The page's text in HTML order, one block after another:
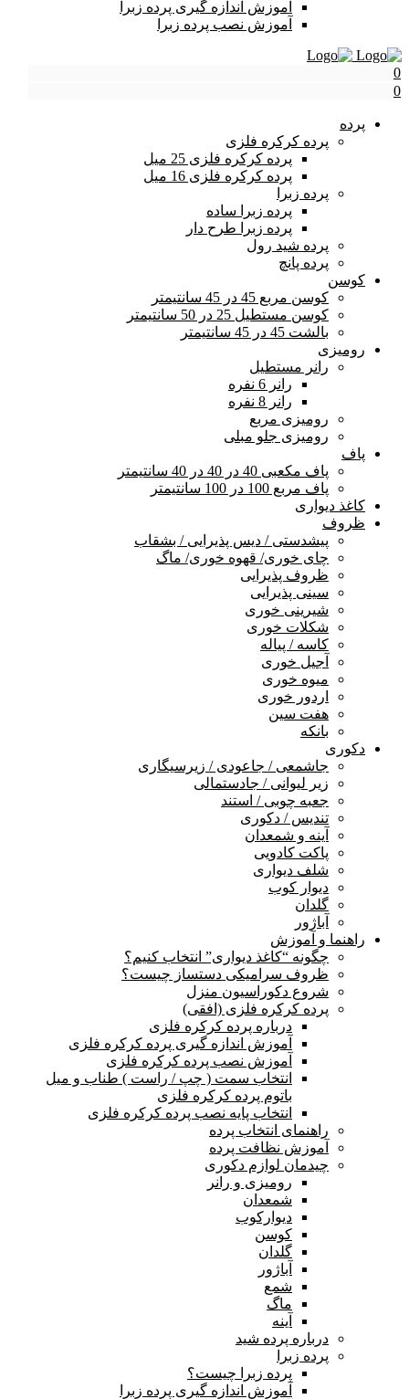
آموزش اندازه گیری پرده زبرا
آموزش نصب پرده زبرا
0
0
پرده
پرده کرکره فلزی
پرده کرکره فلزی 25 میل
پرده کرکره فلزی 16 میل
پرده زبرا
پرده زبرا ساده
پرده زبرا طرح دار
پرده شید رول
پرده پانچ
کوسن
کوسن مربع 45 در 45 سانتیمتر
کوسن مستطیل 25 در 50 سانتیمتر
بالشت 45 در 45 سانتیمتر
رومیزی
رانر مستطیل
رانر 6 نفره
رانر 8 نفره
رومیزی مربع
رومیزی جلو مبلی
پاف
پاف مکعبی 40 در 40 در 40 سانتیمتر
پاف مربع 100 در 100 سانتیمتر
کاغذ دیواری
ظروف
پیشدستی / دیس پذیرایی / بشقاب
چای خوری/ قهوه خوری/ ماگ
ظروف پذیرایی
سینی پذیرایی
شیرینی خوری
شکلات خوری
کاسه / پیاله
آجیل خوری
میوه خوری
اردور خوری
هفت سین
بانکه
دکوری
جاشمعی / جاعودی / زیرسیگاری
زیر لیوانی / جادستمالی
جعبه چوبی / استند
تندیس / دکوری
آینه و شمعدان
پاکت کادویی
شلف دیواری
دیوار کوب
گلدان
آباژور
راهنما و آموزش
چگونه “کاغذ دیواری” انتخاب کنیم؟
ظروف سرامیکی دستساز چیست؟
شروع دکوراسیون منزل
پرده کرکره فلزی (افقی)
درباره پرده کرکره فلزی
آموزش اندازه گیری پرده کرکره فلزی
آموزش نصب پرده کرکره فلزی
انتخاب سمت ( چپ / راست ) طناب و میل
باتوم پرده کرکره فلزی
انتخاب پایه نصب پرده کرکره فلزی
راهنمای انتخاب پرده
آموزش نظافت پرده
چیدمان لوازم دکوری
رومیزی و رانر
شمعدان
دیوارکوب
کوسن
گلدان
آباژور
شمع
ماگ
آینه
درباره پرده شید
پرده زبرا
پرده زبرا چیست؟
آموزش اندازه گیری پرده زبرا